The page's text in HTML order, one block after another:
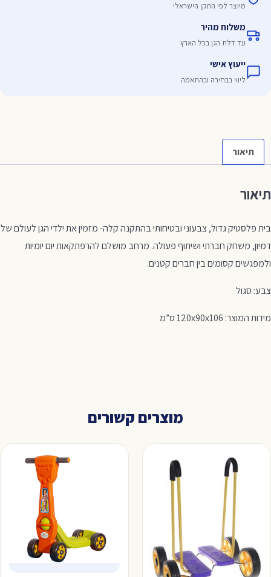
מיוצר לפי התקן הישראלי
משלוח מהיר
עד דלת הגן בכל הארץ
ייעוץ אישי
ליווי בבחירה ובהתאמה
תיאור
תיאור
בית פלסטיק גדול, צבעוני ובטיחותי בהתקנה קלה- מזמין את ילדי הגן לעולם של
דמיון, משחק חברתי ושיתוף פעולה. מרחב מושלם להרפתקאות יום יומיות
ולמפגשים קסומים בין חברים קטנים.
צבע: סגול
מידות המוצר: 120x90x106 ס”מ
מוצרים קשורים